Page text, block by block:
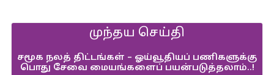
முந்தய செய்தி
சமூக நலத் திட்டங்கள் – ஓய்வூதியப் பணிகளுக்கு
பொது சேவை மையங்களைப் பயன்படுத்தலாம்..!